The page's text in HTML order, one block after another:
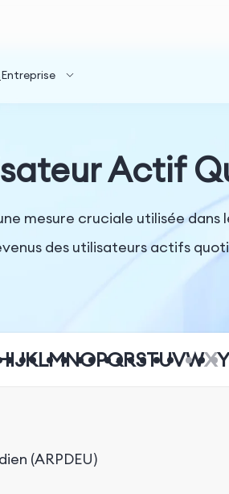
Entreprise
Actif
mesure cruciale utilisée
des utilisateurs actifs
IJKLMNOPQRSTUVWXY
(ARPDEU)